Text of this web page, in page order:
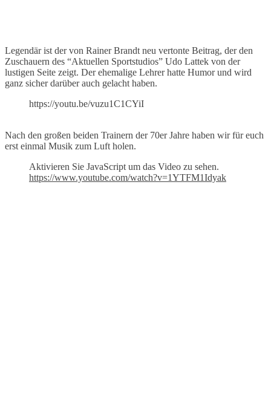
Legendär ist der von Rainer Brandt neu vertonte Beitrag, der den
Zuschauern des “Aktuellen Sportstudios” Udo Lattek von der
lustigen Seite zeigt. Der ehemalige Lehrer hatte Humor und wird
ganz sicher darüber auch gelacht haben.
https://youtu.be/vuzu1C1CYiI
Nach den großen beiden Trainern der 70er Jahre haben wir für euch
erst einmal Musik zum Luft holen.
Aktivieren Sie JavaScript um das Video zu sehen.
https://www.youtube.com/watch?v=1YTFM1Idyak